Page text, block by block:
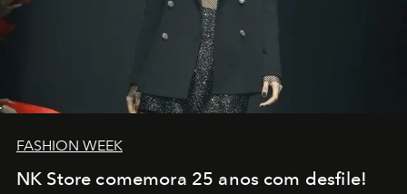
FASHION WEEK
NK Store comemora 25 anos com desfile!